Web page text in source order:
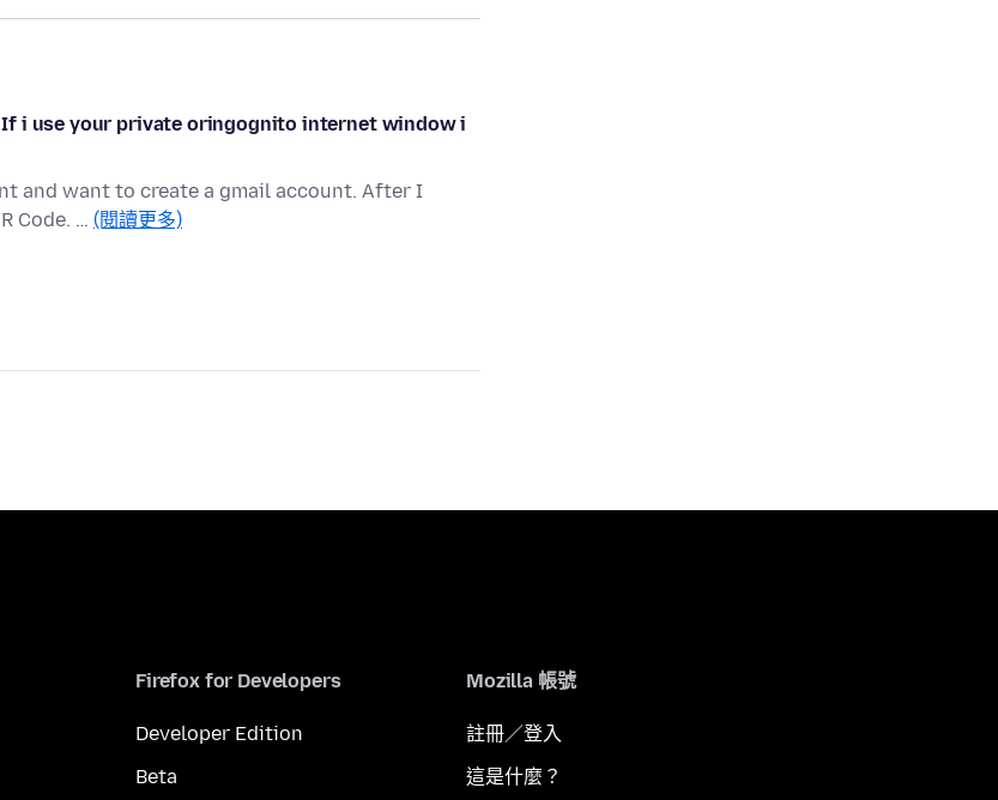
i use your private oringognito internet window i
and want to create a gmail account. After I
Code. … (閱讀更多)
Firefox for Developers
Developer Edition
Beta
Mozilla 帳號
註冊／登入
這是什麼？